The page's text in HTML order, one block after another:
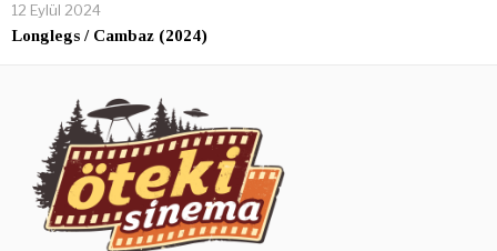
12 Eylül 2024
Longlegs / Cambaz (2024)